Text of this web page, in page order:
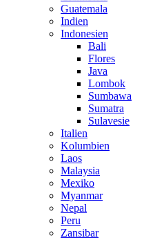
Guatemala
Indien
Indonesien
Bali
Flores
Java
Lombok
Sumbawa
Sumatra
Sulavesie
Italien
Kolumbien
Laos
Malaysia
Mexiko
Myanmar
Nepal
Peru
Zansibar